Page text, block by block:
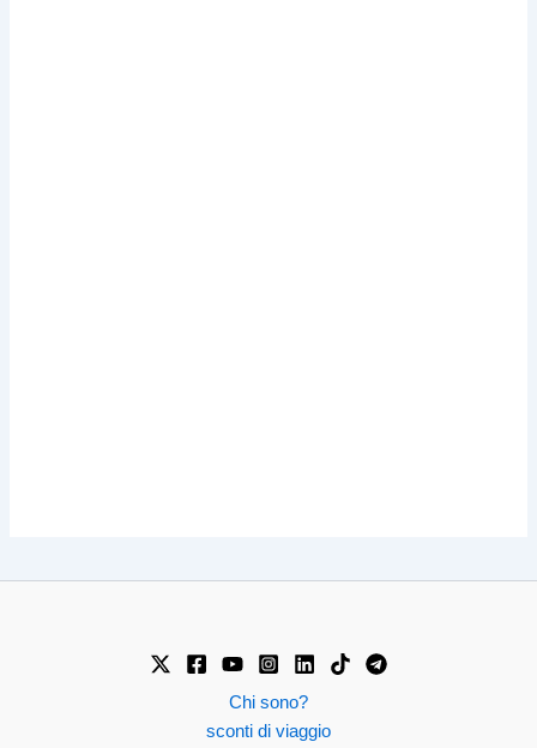
Chi sono?
sconti di viaggio